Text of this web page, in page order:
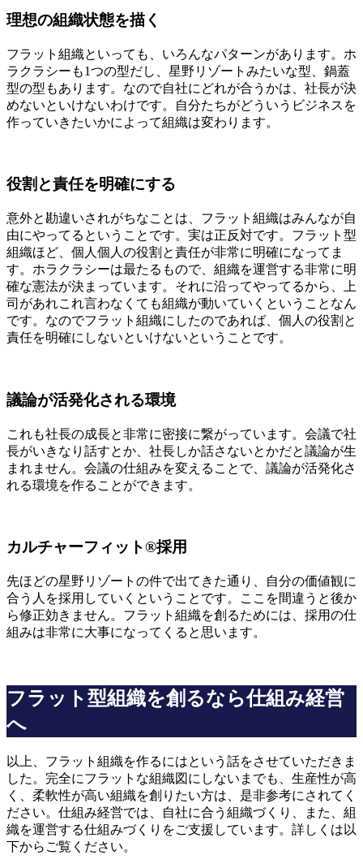
理想の組織状態を描く
フラット組織といっても、いろんなパターンがあります。ホ
ラクラシーも1つの型だし、星野リゾートみたいな型、鍋蓋
型の型もあります。なので自社にどれが合うかは、社長が決
めないといけないわけです。自分たちがどういうビジネスを
作っていきたいかによって組織は変わります。
役割と責任を明確にする
意外と勘違いされがちなことは、フラット組織はみんなが自
由にやってるということです。実は正反対です。フラット型
組織ほど、個人個人の役割と責任が非常に明確になってま
す。ホラクラシーは最たるもので、組織を運営する非常に明
確な憲法が決まっています。それに沿ってやってるから、上
司があれこれ言わなくても組織が動いていくということなん
です。なのでフラット組織にしたのであれば、個人の役割と
責任を明確にしないといけないということです。
議論が活発化される環境
これも社長の成長と非常に密接に繋がっています。会議で社
長がいきなり話すとか、社長しか話さないとかだと議論が生
まれません。会議の仕組みを変えることで、議論が活発化さ
れる環境を作ることができます。
カルチャーフィット®採用
先ほどの星野リゾートの件で出てきた通り、自分の価値観に
合う人を採用していくということです。ここを間違うと後か
ら修正効きません。フラット組織を創るためには、採用の仕
組みは非常に大事になってくると思います。
フラット型組織を創るなら仕組み経営
へ
以上、フラット組織を作るにはという話をさせていただきま
した。完全にフラットな組織図にしないまでも、生産性が高
く、柔軟性が高い組織を創りたい方は、是非参考にされてく
ださい。仕組み経営では、自社に合う組織づくり、また、組
織を運営する仕組みづくりをご支援しています。詳しくは以
下からご覧ください。